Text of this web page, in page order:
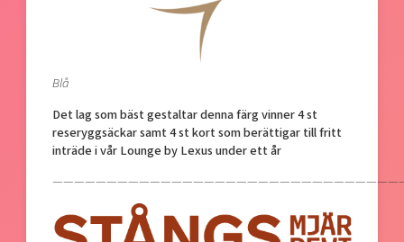
Blå
Det lag som bäst gestaltar denna färg vinner 4 st
reseryggsäckar samt 4 st kort som berättigar till fritt
inträde i vår Lounge by Lexus under ett år